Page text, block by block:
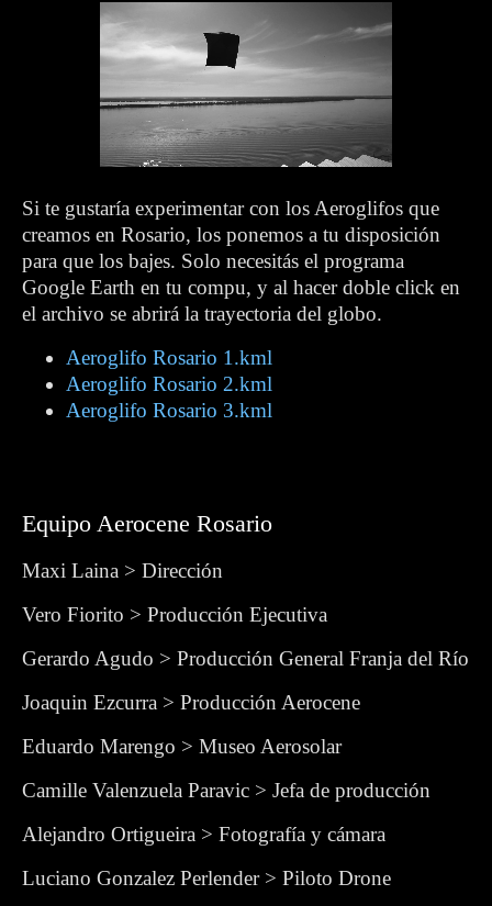
Si te gustaría experimentar con los Aeroglifos que
creamos en Rosario, los ponemos a tu disposición
para que los bajes. Solo necesitás el programa
Google Earth en tu compu, y al hacer doble click en
el archivo se abrirá la trayectoria del globo.
Aeroglifo Rosario 1.kml
Aeroglifo Rosario 2.kml
Aeroglifo Rosario 3.kml
Equipo Aerocene Rosario
Maxi Laina > Dirección
Vero Fiorito > Producción Ejecutiva
Gerardo Agudo > Producción General Franja del Río
Joaquin Ezcurra > Producción Aerocene
Eduardo Marengo > Museo Aerosolar
Camille Valenzuela Paravic > Jefa de producción
Alejandro Ortigueira > Fotografía y cámara
Luciano Gonzalez Perlender > Piloto Drone